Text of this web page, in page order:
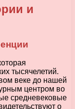
и
тысячелетий.
веке до нашей
центром во
средневековые
о